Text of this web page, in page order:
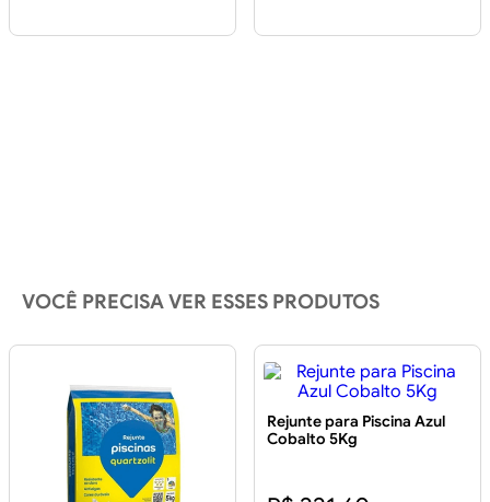
VOCÊ PRECISA VER ESSES PRODUTOS
Rejunte para Piscina Azul
Cobalto 5Kg